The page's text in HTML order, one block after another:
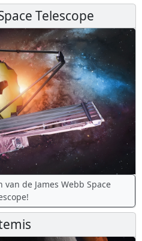
Telescope
de James Webb Space